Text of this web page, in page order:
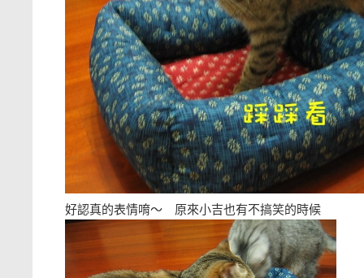
好認真的表情唷～ 原來小吉也有不搞笑的時候